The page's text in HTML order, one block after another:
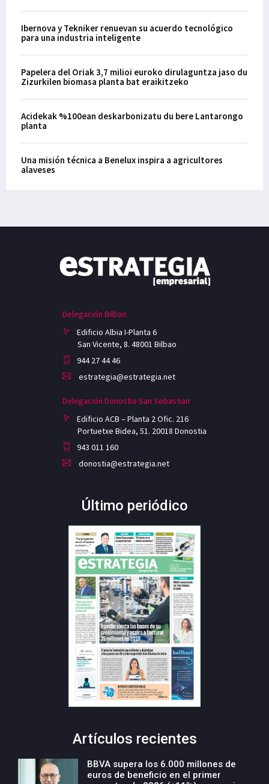
Ibernova y Tekniker renuevan su acuerdo tecnológico
para una industria inteligente
Papelera del Oriak 3,7 milioi euroko dirulaguntza jaso du
Zizurkilen biomasa planta bat eraikitzeko
Acidekak %100ean deskarbonizatu du bere Lantarongo
planta
Una misión técnica a Benelux inspira a agricultores
alaveses
Delegación Bilbao
Edificio Albia I-Planta 6
San Vicente, 8. 48001 Bilbao
944 27 44 46
estrategia@estrategia.net
Delegación Donostia-San Sebastian
Edificio ACB – Planta 2 Ofic. 216
Portuetxe Bidea, 51. 20018 Donostia
943 011 160
donostia@estrategia.net
Último periódico
Artículos recientes
BBVA supera los 6.000 millones de
euros de beneficio en el primer